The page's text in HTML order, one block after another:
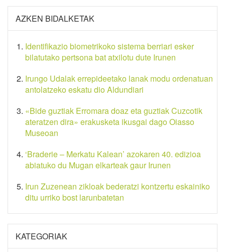
AZKEN BIDALKETAK
Identifikazio biometrikoko sistema berriari esker
bilatutako pertsona bat atxilotu dute Irunen
Irungo Udalak errepideetako lanak modu ordenatuan
antolatzeko eskatu dio Aldundiari
«Bide guztiak Erromara doaz eta guztiak Cuzcotik
ateratzen dira» erakusketa ikusgai dago Oiasso
Museoan
‘Braderie – Merkatu Kalean’ azokaren 40. edizioa
abiatuko du Mugan elkarteak gaur Irunen
Irun Zuzenean zikloak bederatzi kontzertu eskainiko
ditu urriko bost larunbatetan
KATEGORIAK